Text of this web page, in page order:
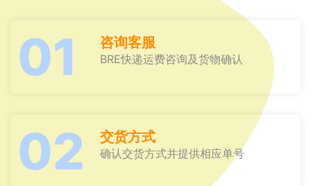
01 咨询客服
BRE快递运费咨询及货物确认
02 交货方式
确认交货方式并提供相应单号